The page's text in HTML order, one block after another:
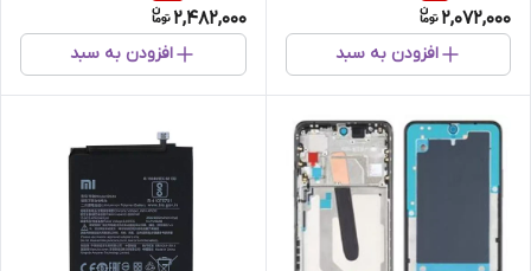
2,072,000
افزودن به سبد
2,482,000
افزودن به سبد